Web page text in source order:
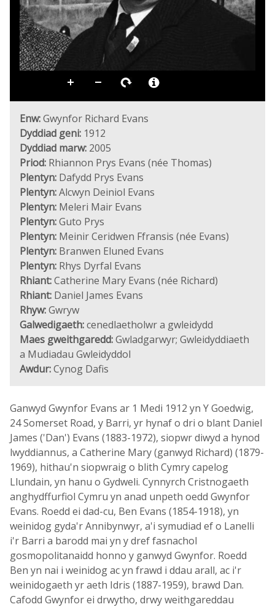
Enw:Gwynfor Richard Evans
Dyddiad geni: 1912
Dyddiad marw: 2005
Priod: Rhiannon Prys Evans (née Thomas)
Plentyn: Dafydd Prys Evans
Plentyn:Alcwyn Deiniol Evans
Plentyn: Meleri Mair Evans
Plentyn:Guto Prys
Plentyn: Meinir Ceridwen Ffransis (née Evans)
Plentyn: Branwen Eluned Evans
Plentyn: Rhys Dyrfal Evans
Rhiant:Catherine Mary Evans (née Richard)
Rhiant: Daniel James Evans
Rhyw:Gwryw
Galwedigaeth:cenedlaetholwr a gwleidydd
Maes gweithgaredd:Gwladgarwyr; Gwleidyddiaeth
a Mudiadau Gwleidyddol
Awdur:Cynog Dafis
Ganwyd Gwynfor Evans ar 1 Medi 1912 yn Y Goedwig,
24 Somerset Road, y Barri, yr hynaf o dri o blant Daniel
James ('Dan') Evans (1883-1972), siopwr diwyd a hynod
lwyddiannus, a Catherine Mary (ganwyd Richard) (1879-
1969), hithau'n siopwraig o blith Cymry capelog
Llundain, yn hanu o Gydweli. Cynnyrch Cristnogaeth
anghydffurfiol Cymru yn anad unpeth oedd Gwynfor
Evans. Roedd ei dad-cu, Ben Evans (1854-1918), yn
weinidog gyda'r Annibynwyr, a'i symudiad ef o Lanelli
i'r Barri a barodd mai yn y dref fasnachol
gosmopolitanaidd honno y ganwyd Gwynfor. Roedd
Ben yn nai i weinidog ac yn frawd i ddau arall, ac i'r
weinidogaeth yr aeth Idris (1887-1959), brawd Dan.
Cafodd Gwynfor ei drwytho, drwy weithgareddau